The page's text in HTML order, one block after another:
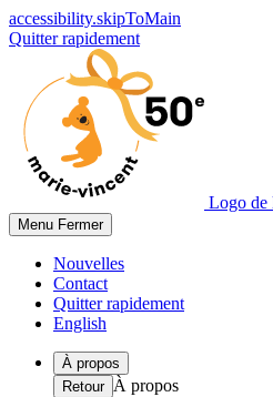
accessibility.skipToMain
Quitter rapidement
Logo de
Menu Fermer
Nouvelles
Contact
Quitter rapidement
English
À propos
Retour À propos